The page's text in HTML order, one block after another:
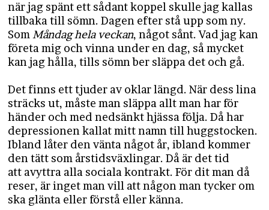
när jag spänt ett sådant koppel skulle jag kallas
tillbaka till sömn. Dagen efter stå upp som ny.
Som Måndag hela veckan, något sånt. Vad jag kan
företa mig och vinna under en dag, så mycket
kan jag hålla, tills sömn ber släppa det och gå.
Det finns ett tjuder av oklar längd. När dess lina
sträcks ut, måste man släppa allt man har för
händer och med nedsänkt hjässa följa. Då har
depressionen kallat mitt namn till huggstocken.
Ibland låter den vänta något år, ibland kommer
den tätt som årstidsväxlingar. Då är det tid
att avyttra alla sociala kontrakt. För dit man då
reser, är inget man vill att någon man tycker om
ska glänta eller förstå eller känna.